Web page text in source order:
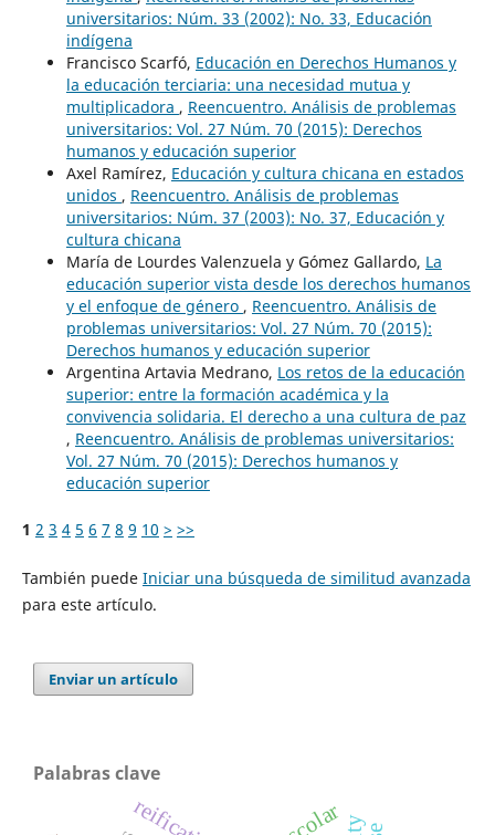
universitarios: Núm. 33 (2002): No. 33, Educación
indígena
Francisco Scarfó, Educación en Derechos Humanos y
la educación terciaria: una necesidad mutua y
multiplicadora , Reencuentro. Análisis de problemas
universitarios: Vol. 27 Núm. 70 (2015): Derechos
humanos y educación superior
Axel Ramírez, Educación y cultura chicana en estados
unidos , Reencuentro. Análisis de problemas
universitarios: Núm. 37 (2003): No. 37, Educación y
cultura chicana
María de Lourdes Valenzuela y Gómez Gallardo, La
educación superior vista desde los derechos humanos
y el enfoque de género , Reencuentro. Análisis de
problemas universitarios: Vol. 27 Núm. 70 (2015):
Derechos humanos y educación superior
Argentina Artavia Medrano, Los retos de la educación
superior: entre la formación académica y la
convivencia solidaria. El derecho a una cultura de paz
, Reencuentro. Análisis de problemas universitarios:
Vol. 27 Núm. 70 (2015): Derechos humanos y
educación superior
1 2 3 4 5 6 7 8 9 10 > >>
También puede Iniciar una búsqueda de similitud avanzada
para este artículo.
Enviar un artículo
Palabras clave